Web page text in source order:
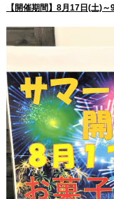
【開催期間】8月17日(土)